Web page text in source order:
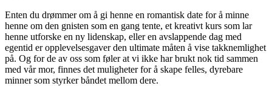
Enten du drømmer om å gi henne en romantisk date for å minne
henne om den gnisten som en gang tente, et kreativt kurs som lar
henne utforske en ny lidenskap, eller en avslappende dag med
egentid er opplevelsesgaver den ultimate måten å vise takknemlighet
på. Og for de av oss som føler at vi ikke har brukt nok tid sammen
med vår mor, finnes det muligheter for å skape felles, dyrebare
minner som styrker båndet mellom dere.